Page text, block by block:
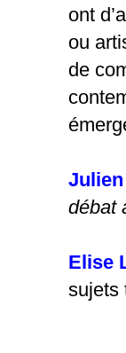
ont
ou
de
débat
Elise
sujets